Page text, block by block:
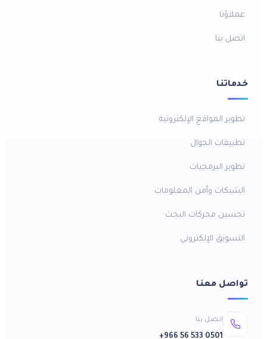
عملاؤنا
اتصل بنا
خدماتنا
تطوير المواقع الإلكترونية
تطبيقات الجوال
تطوير البرمجيات
الشبكات وأمن المعلومات
تحسين محركات البحث
التسويق الإلكتروني
تواصل معنا
اتصل بنا
+966 56 533 0501